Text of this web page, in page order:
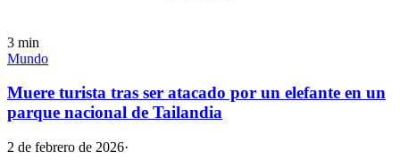
3 min
Mundo
Muere turista tras ser atacado por un elefante en un
parque nacional de Tailandia
2 de febrero de 2026·